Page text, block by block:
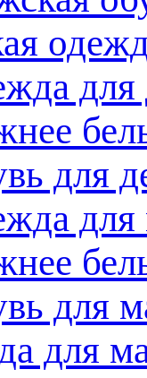
для
для
для
для
для